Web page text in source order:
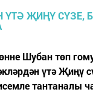
Шубан төп
үтә Җиңү
тантаналы